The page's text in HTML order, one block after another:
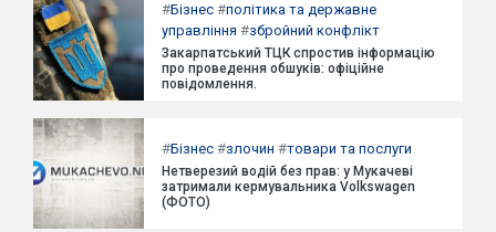
#Бізнес #політика та державне
управління #збройний конфлікт
Закарпатський ТЦК спростив інформацію
про проведення обшуків: офіційне
повідомлення.
#Бізнес #злочин #товари та послуги
Нетверезий водій без прав: у Мукачеві
затримали кермувальника Volkswagen
(ФОТО)